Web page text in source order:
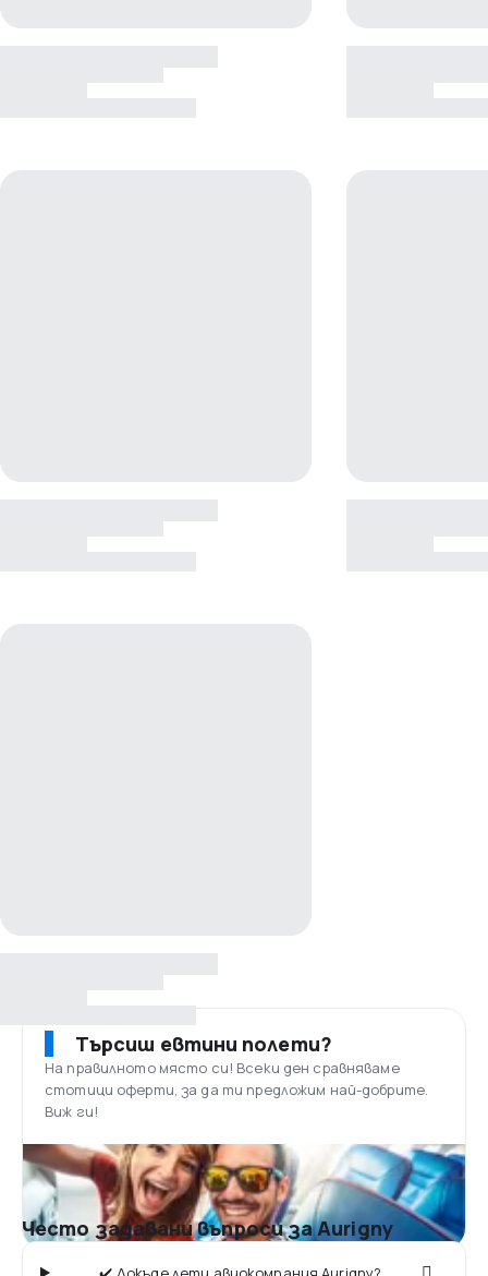
Търсиш евтини полети?
На правилното място си! Всеки ден сравняваме
стотици оферти, за да ти предложим най-добрите.
Виж ги!
Често задавани въпроси за Aurigny